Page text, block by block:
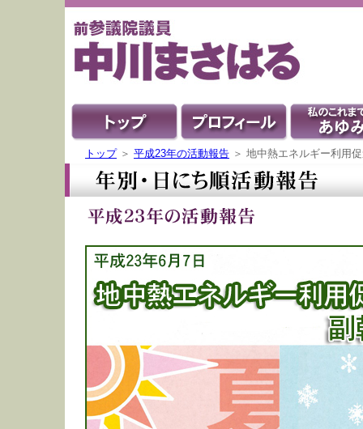
トップ＞ 平成23年の活動報告 ＞ 地中熱エネルギー利用